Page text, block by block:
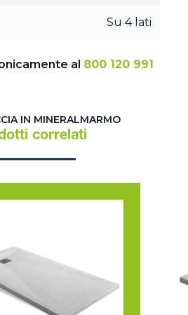
Su 4 lati
al 800 120 991
IN MINERALMARMO
correlati